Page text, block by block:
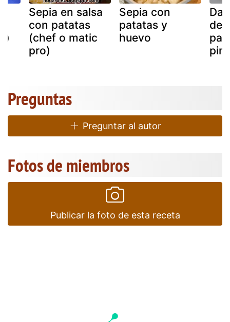
Sepia en salsa
con patatas
(chef o matic
pro)
Sepia con
patatas y
huevo
de
Preguntas
Preguntar al autor
Fotos de miembros
Publicar la foto de esta receta